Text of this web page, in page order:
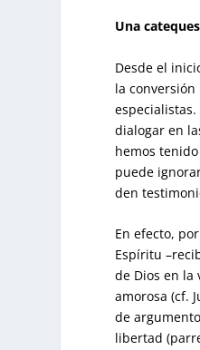
Una
Desde el
la
dialogar en
hemos
puede
den
En efecto,
Espíritu
de Dios en
amorosa (cf.
de
libertad